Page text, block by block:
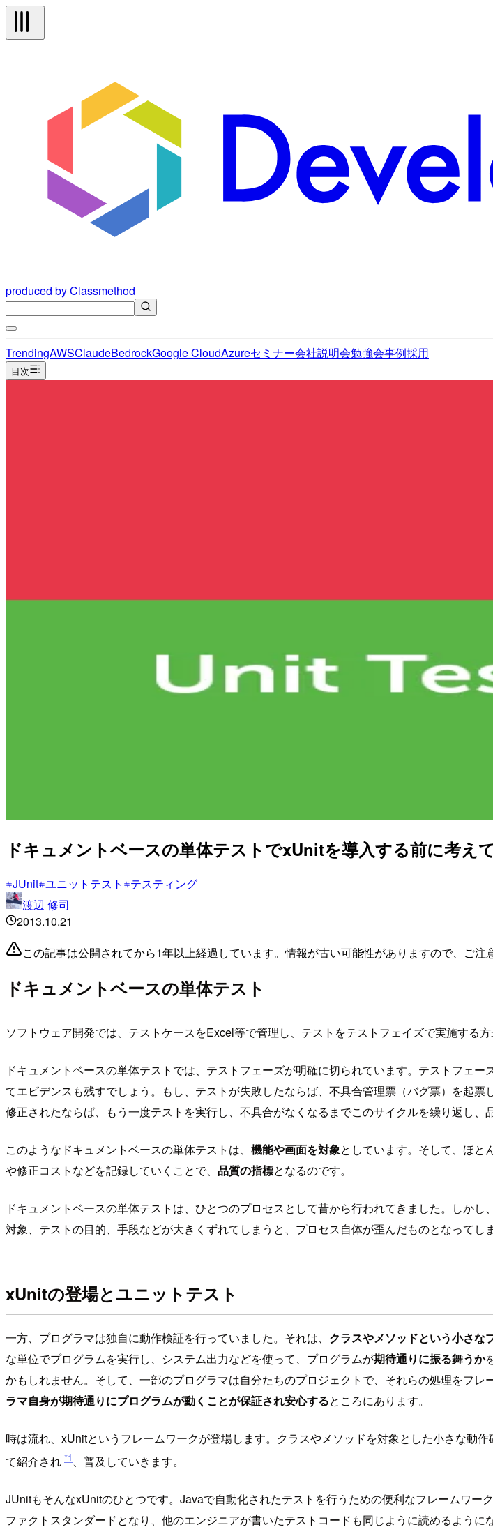
produced by Classmethod
TrendingAWSClaudeBedrockGoogle CloudAzureセミナー会社説明会勉強会事例採用
目次
ドキュメントベースの単体テストでxUnitを導入する前に考え
JUnit ユニットテスト
テスティング
渡辺 修司
2013.10.21
この記事は公開されてから1年以上経過しています。情報が古い可能性がありますので、ご注
ドキュメントベースの単体テスト
ソフトウェア開発では、テストケースをExcel等で管理し、テストをテストフェイズで実施する方
ドキュメントベースの単体テストでは、テストフェーズが明確に切られています。テストフェ
てエビデンスも残すでしょう。もし、テストが失敗したならば、不具合管理票（バグ票）を起
修正されたならば、もう一度テストを実行し、不具合がなくなるまでこのサイクルを繰り返し、
このようなドキュメントベースの単体テストは、 機能や画面を対象としています。そして、ほと
や修正コストなどを記録していくことで、 品質の指標となるのです。
ドキュメントベースの単体テストは、ひとつのプロセスとして昔から行われてきました。しか
対象、テストの目的、手段などが大きくずれてしまうと、プロセス自体が歪んだものとなってし
xUnitの登場とユニットテスト
一方、プログラマは独自に動作検証を行っていました。それは、 クラスやメソッドという小さな
な単位でプログラムを実行し、システム出力などを使って、プログラムが期待通りに振る舞うか
かもしれません。そして、一部のプログラマは自分たちのプロジェクトで、それらの処理をフレ
ラマ自身が期待通りにプログラムが動くことが保証され安心するところにあります。
時は流れ、xUnitというフレームワークが登場します。クラスやメソッドを対象とした小さな動
て紹介され *1 、普及していきます。
JUnitもそんなxUnitのひとつです。Javaで自動化されたテストを行うための便利なフレームワ
ファクトスタンダードとなり、他のエンジニアが書いたテストコードも同じように読めるように